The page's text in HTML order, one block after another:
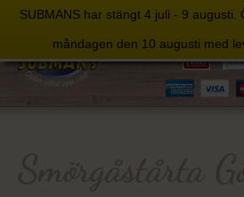
SUBMANS har stängt 4 juli - 9
måndagen den 10 augusti med
to
content